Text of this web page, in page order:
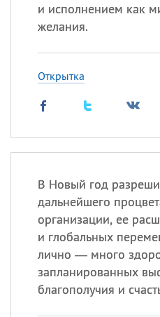
и исполнением как
желания.
Открытка
В Новый год
дальнейшего
организации, ее
и глобальных
лично — много
запланированных
благополучия и